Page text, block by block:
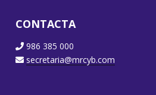
CONTACTA
986 385 000
secretaria@mrcyb.com